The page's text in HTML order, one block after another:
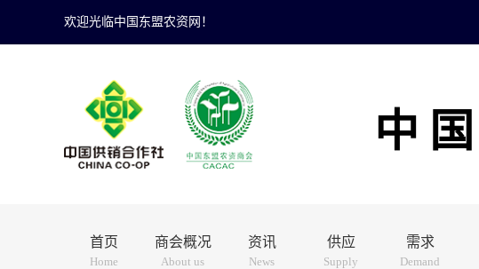
欢迎光临中国东盟农资网！
中
首页
Home
商会概况
About us
资讯
News
供应
Supply
需求
Demand